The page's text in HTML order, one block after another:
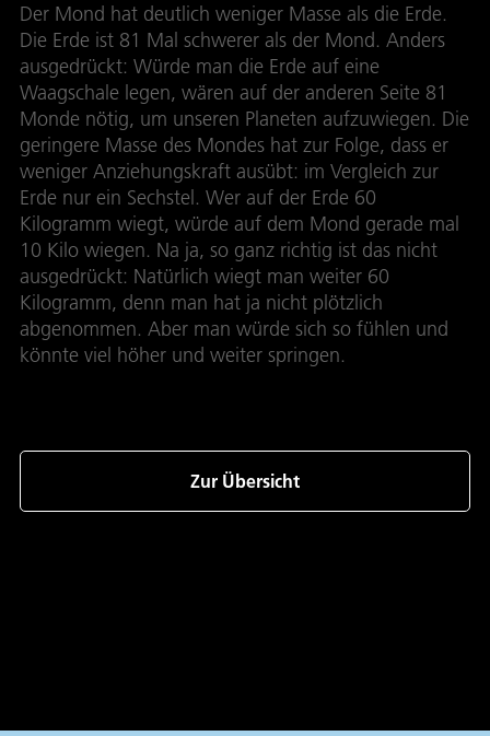
Der Mond hat deutlich weniger Masse als die Erde.
Die Erde ist 81 Mal schwerer als der Mond. Anders
ausgedrückt: Würde man die Erde auf eine
Waagschale legen, wären auf der anderen Seite 81
Monde nötig, um unseren Planeten aufzuwiegen. Die
geringere Masse des Mondes hat zur Folge, dass er
weniger Anziehungskraft ausübt: im Vergleich zur
Erde nur ein Sechstel. Wer auf der Erde 60
Kilogramm wiegt, würde auf dem Mond gerade mal
10 Kilo wiegen. Na ja, so ganz richtig ist das nicht
ausgedrückt: Natürlich wiegt man weiter 60
Kilogramm, denn man hat ja nicht plötzlich
abgenommen. Aber man würde sich so fühlen und
könnte viel höher und weiter springen.
Zur Übersicht